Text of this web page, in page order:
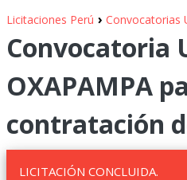
Licitaciones Perú › Convocatorias
Convocatoria
OXAPAMPA
contratación
LICITACIÓN CONCLUIDA.